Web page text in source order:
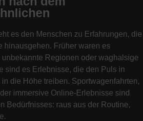
es den Menschen zu Erfahrungen, die
hinausgehen. Früher waren es
Regionen oder waghalsige
sind es Erlebnisse, die den Puls in
die Höhe treiben. Sportwagenfahrten,
immersive Online-Erlebnisse sind
Bedürfnisses: raus aus der Routine,